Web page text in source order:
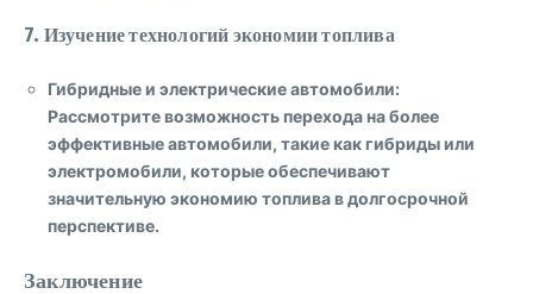
7. Изучение технологий экономии топлива
Гибридные и электрические автомобили:
Рассмотрите возможность перехода на более
эффективные автомобили, такие как гибриды или
электромобили, которые обеспечивают
значительную экономию топлива в долгосрочной
перспективе.
Заключение